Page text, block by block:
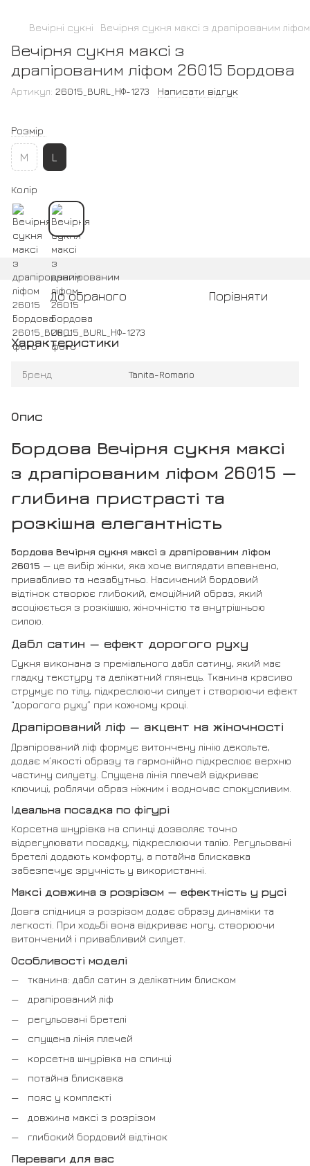
Вечірні сукні Вечірня сукня максі з драпірованим
Вечірня сукня максі з
драпірованим ліфом 26015 Бордова
Артикул: 26015_BURL_НФ-1273 Написати відгук
Розмір
M L
Колір
До обраного Порівняти
Характеристики
Бренд Tanita-Romario
Опис
Бордова Вечірня сукня максі
з драпірованим ліфом 26015 —
глибина пристрасті та
розкішна елегантність
Бордова Вечірня сукня максі з драпірованим ліфом
26015 — це вибір жінки, яка хоче виглядати впевнено,
привабливо та незабутньо. Насичений бордовий
відтінок створює глибокий, емоційний образ, який
асоціюється з розкішшю, жіночністю та внутрішньою
силою.
Дабл сатин — ефект дорогого руху
Сукня виконана з преміального дабл сатину, який має
гладку текстуру та делікатний глянець. Тканина красиво
струмує по тілу, підкреслюючи силует і створюючи ефект
“дорогого руху” при кожному кроці.
Драпірований ліф — акцент на жіночності
Драпірований ліф формує витончену лінію декольте,
додає м’якості образу та гармонійно підкреслює верхню
частину силуету. Спущена лінія плечей відкриває
ключиці, роблячи образ ніжним і водночас спокусливим.
Ідеальна посадка по фігурі
Корсетна шнурівка на спинці дозволяє точно
відрегулювати посадку, підкреслюючи талію. Регульовані
бретелі додають комфорту, а потайна блискавка
забезпечує зручність у використанні.
Максі довжина з розрізом — ефектність у русі
Довга спідниця з розрізом додає образу динаміки та
легкості. При ходьбі вона відкриває ногу, створюючи
витончений і привабливий силует.
Особливості моделі
тканина: дабл сатин з делікатним блиском
драпірований ліф
регульовані бретелі
спущена лінія плечей
корсетна шнурівка на спинці
потайна блискавка
пояс у комплекті
довжина максі з розрізом
глибокий бордовий відтінок
Переваги для вас